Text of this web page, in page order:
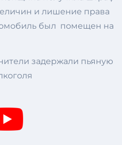
и лишение права
был помещен на